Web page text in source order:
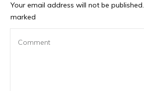
Your email address will not be published.
marked